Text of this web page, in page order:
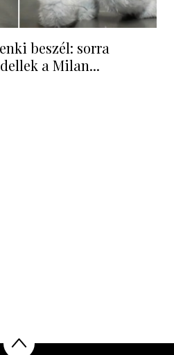
beszél: sorra
a Milan...